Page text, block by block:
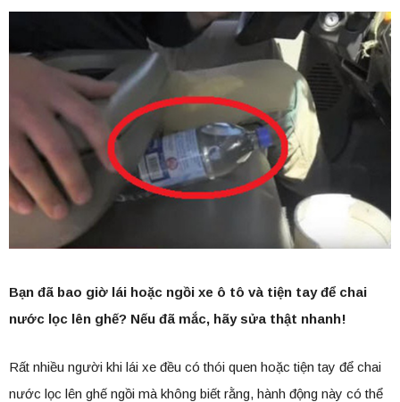
Bạn đã bao giờ lái hoặc ngồi xe ô tô và tiện tay để chai
nước lọc lên ghế? Nếu đã mắc, hãy sửa thật nhanh!
Rất nhiều người khi lái xe đều có thói quen hoặc tiện tay để chai
nước lọc lên ghế ngồi mà không biết rằng, hành động này có thể